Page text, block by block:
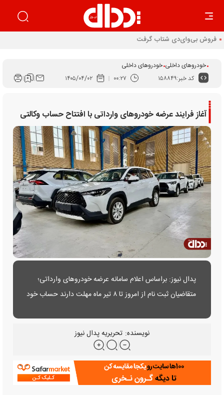
خودروهای داخلی خودروهای داخلی
کد خبر:۱۵۸۸۴۹ ۰۰:۲۷ ۱۴۰۵/۰۴/۰۲
آغاز فرایند عرضه خودرو‌های وارداتی با افتتاح حساب وکالتی
پدال نیوز: براساس اعلام سامانه عرضه خودر‌وهای وارداتی؛
متقاضیان ثبت نام از امروز تا ۸ تیر ماه مهلت دارند حساب خود
نویسنده: تحریریه پدال نیوز